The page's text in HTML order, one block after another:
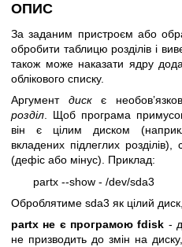
ОПИС
За заданим пристроєм або
обробити таблицю розділів і
також може наказати ядру
облікового списку.
Аргумент дискє
розділ. Щоб програма
він є цілим диском
вкладених підлеглих
(дефіс або мінус). Приклад:
partx --show - /dev/sda3
Оброблятиме sda3 як цілий
partx не є програмою fdisk -
не призводить до змін на